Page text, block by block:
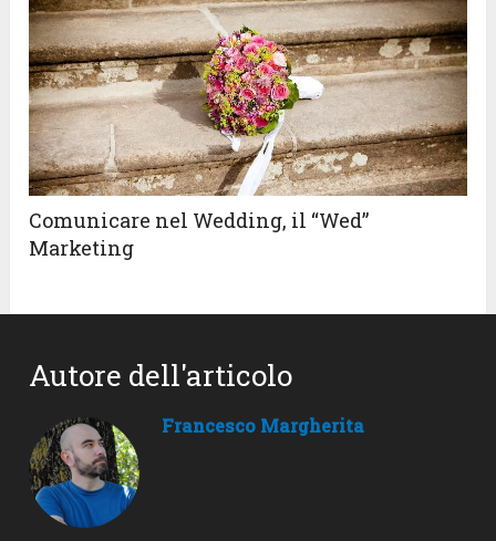
Comunicare nel Wedding, il “Wed”
Marketing
Autore dell'articolo
Francesco Margherita